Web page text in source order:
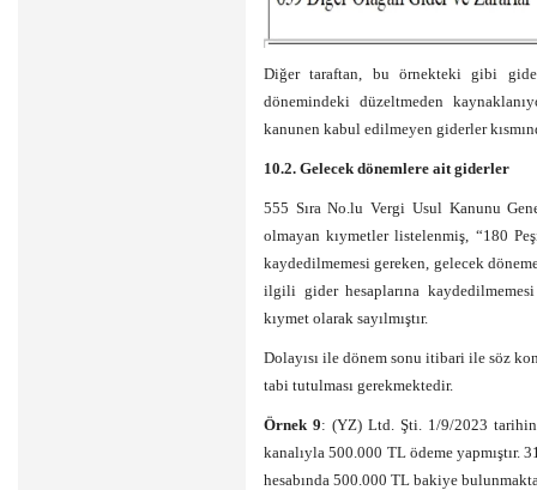
Diğer taraftan, bu örnekteki gibi
dönemindeki düzeltmeden
kanunen kabul edilmeyen giderler
10.2. Gelecek dönemlere ait giderler
555 Sıra No.lu Vergi Usul Kanunu
olmayan kıymetler listelenmiş, “180
kaydedilmemesi gereken, gelecek
ilgili gider hesaplarına
kıymet olarak sayılmıştır.
Dolayısı ile dönem sonu itibari ile söz
tabi tutulması gerekmektedir.
Örnek 9: (YZ) Ltd. Şti. 1/9/2023
kanalıyla 500.000 TL ödeme
hesabında 500.000 TL bakiye